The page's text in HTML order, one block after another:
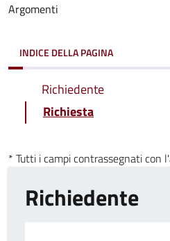
Argomenti
INDICE DELLA PAGINA
Richiedente
Richiesta
* Tutti i campi contrassegnati con
Richiedente